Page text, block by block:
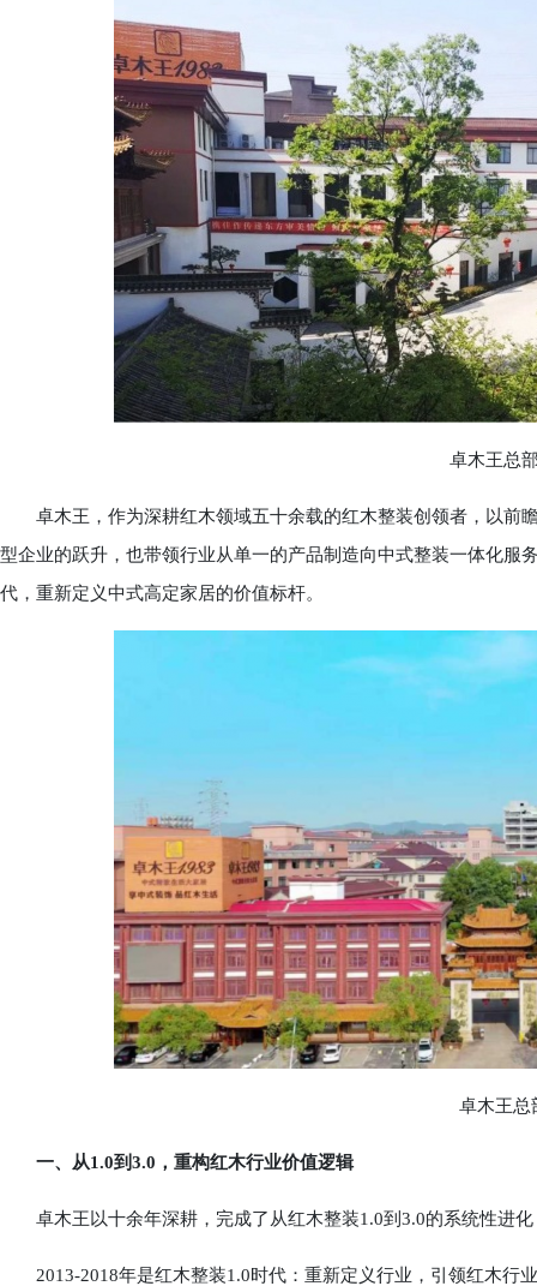
卓木王总部
卓木王，作为深耕红木领域五十余载的红木整装创领者，以前
型企业的跃升，也带领行业从单一的产品制造向中式整装一体化服
代，重新定义中式高定家居的价值标杆。
卓木王总
一、从1.0到3.0，重构红木行业价值逻辑
卓木王以十余年深耕，完成了从红木整装1.0到3.0的系统性进化
2013-2018年是红木整装1.0时代：重新定义行业，引领红木行